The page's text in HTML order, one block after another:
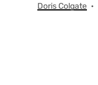
Doris Colgate